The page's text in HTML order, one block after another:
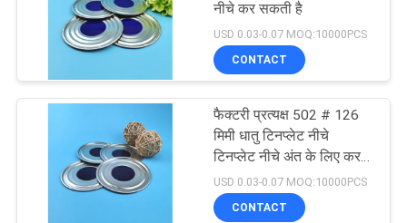
डिस्पोजेबल जूस की बोतलें
23
नीचे कर सकती है
USD 0.03-0.07 MOQ:10000PCS
CONTACT
फैक्टरी प्रत्यक्ष 502 # 126
मिमी धातु टिनप्लेट नीचे
टिनप्लेट नीचे अंत के लिए कर
सकते हैं:
USD 0.03-0.07 MOQ:10000PCS
CONTACT